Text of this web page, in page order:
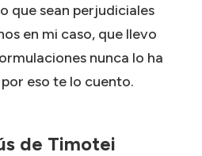
que sean perjudiciales
en mi caso, que llevo
nunca lo ha
eso te lo cuento.
de Timotei